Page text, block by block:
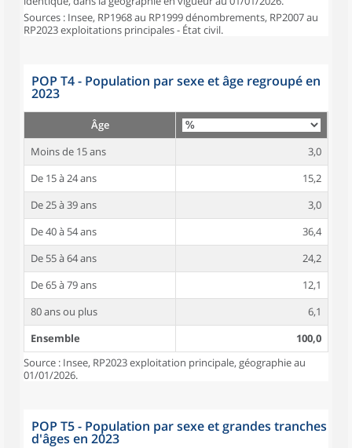
Sources : Insee, RP1968 au RP1999 dénombrements, RP2007 au
RP2023 exploitations principales - État civil.
POP T4 - Population par sexe et âge regroupé en
2023
Âge
Moins de 15 ans
3,0
De 15 à 24 ans
15,2
De 25 à 39 ans
3,0
De 40 à 54 ans
36,4
De 55 à 64 ans
24,2
De 65 à 79 ans
12,1
80 ans ou plus
6,1
Ensemble
100,0
Source : Insee, RP2023 exploitation principale, géographie au
01/01/2026.
POP T5 - Population par sexe et grandes tranches
d'âges en 2023